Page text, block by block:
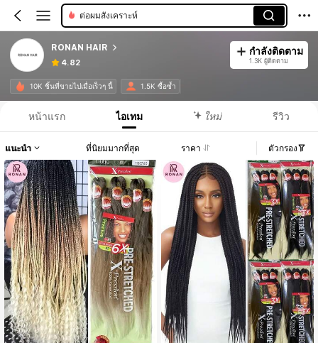
ต่อผมสังเคราะห์
RONAN HAIR
4.82
กำลังติดตาม
1.3K ผู้ติดตาม
10K ชิ้นที่ขายไปเมื่อเร็วๆ นี้ 1.5K ซื้อซ้ำ
หน้าแรก ไอเทม ใหม่ รีวิว
แนะนำ ที่นิยมมากที่สุด ราคา ตัวกรอง